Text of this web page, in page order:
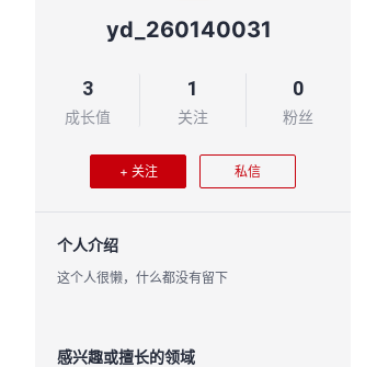
yd_260140031
3
成长值
1
关注
0
粉丝
+ 关注 私信
个人介绍
这个人很懒，什么都没有留下
感兴趣或擅长的领域